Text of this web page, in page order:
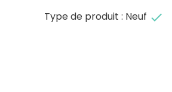
Type de produit : Neuf done